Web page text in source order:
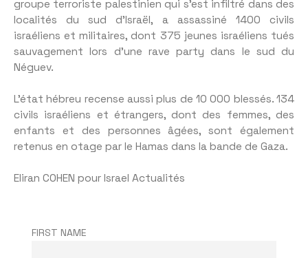
groupe terroriste palestinien qui s’est infiltré dans des
localités du sud d’Israël, a assassiné 1400 civils
israéliens et militaires, dont 375 jeunes israéliens tués
sauvagement lors d’une rave party dans le sud du
Néguev.
L’état hébreu recense aussi plus de 10 000 blessés. 134
civils israéliens et étrangers, dont des femmes, des
enfants et des personnes âgées, sont également
retenus en otage par le Hamas dans la bande de Gaza.
Eliran COHEN pour Israel Actualités
FIRST NAME